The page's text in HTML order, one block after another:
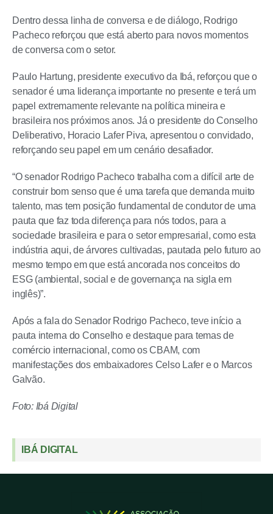
Dentro dessa linha de conversa e de diálogo, Rodrigo
Pacheco reforçou que está aberto para novos momentos
de conversa com o setor.
Paulo Hartung, presidente executivo da Ibá, reforçou que o
senador é uma liderança importante no presente e terá um
papel extremamente relevante na política mineira e
brasileira nos próximos anos. Já o presidente do Conselho
Deliberativo, Horacio Lafer Piva, apresentou o convidado,
reforçando seu papel em um cenário desafiador.
“O senador Rodrigo Pacheco trabalha com a difícil arte de
construir bom senso que é uma tarefa que demanda muito
talento, mas tem posição fundamental de condutor de uma
pauta que faz toda diferença para nós todos, para a
sociedade brasileira e para o setor empresarial, como esta
indústria aqui, de árvores cultivadas, pautada pelo futuro ao
mesmo tempo em que está ancorada nos conceitos do
ESG (ambiental, social e de governança na sigla em
inglês)”.
Após a fala do Senador Rodrigo Pacheco, teve início a
pauta interna do Conselho e destaque para temas de
comércio internacional, como os CBAM, com
manifestações dos embaixadores Celso Lafer e o Marcos
Galvão.
Foto: Ibá Digital
IBÁ DIGITAL